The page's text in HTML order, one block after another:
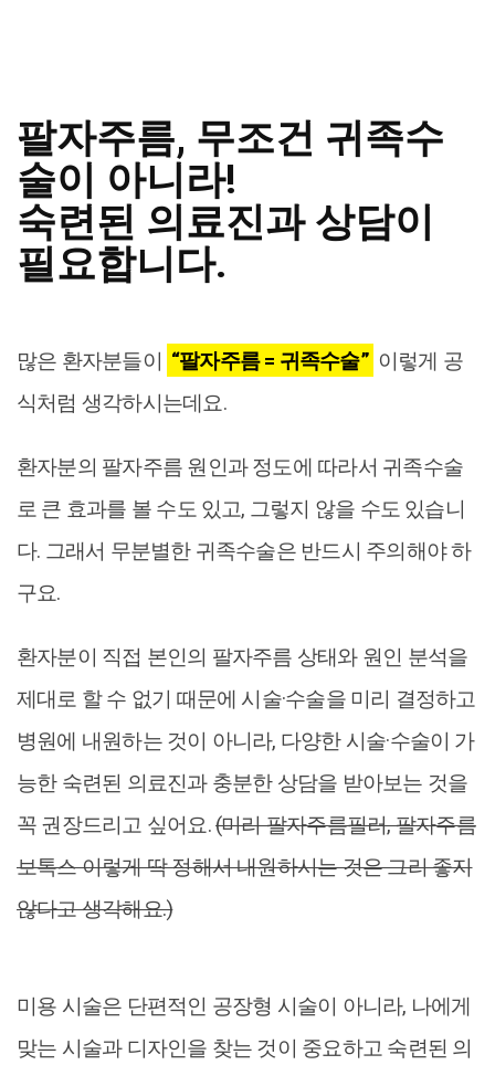
팔자주름, 무조건 귀족수
술이 아니라!
숙련된 의료진과 상담이
필요합니다.
많은 환자분들이 “팔자주름 = 귀족수술” 이렇게 공
식처럼 생각하시는데요.
환자분의 팔자주름 원인과 정도에 따라서 귀족수술
로 큰 효과를 볼 수도 있고, 그렇지 않을 수도 있습니
다. 그래서 무분별한 귀족수술은 반드시 주의해야 하
구요.
환자분이 직접 본인의 팔자주름 상태와 원인 분석을
제대로 할 수 없기 때문에 시술·수술을 미리 결정하고
병원에 내원하는 것이 아니라, 다양한 시술·수술이 가
능한 숙련된 의료진과 충분한 상담을 받아보는 것을
꼭 권장드리고 싶어요.(미리 팔자주름필러, 팔자주름
보톡스 이렇게 딱 정해서 내원하시는 것은 그리 좋지
않다고 생각해요.)
미용 시술은 단편적인 공장형 시술이 아니라, 나에게
맞는 시술과 디자인을 찾는 것이 중요하고 숙련된 의